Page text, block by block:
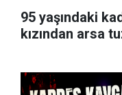
95 yaşındaki
kızından arsa